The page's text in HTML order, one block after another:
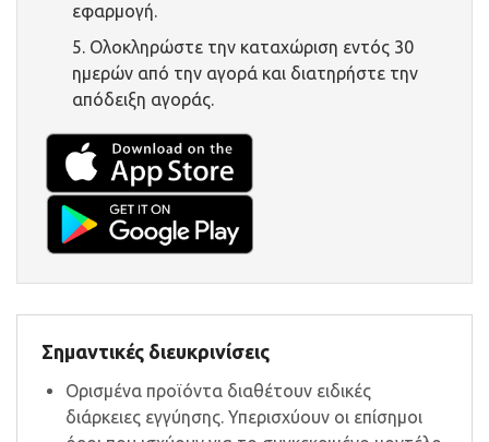
εφαρμογή.
Ολοκληρώστε την καταχώριση εντός 30
ημερών από την αγορά και διατηρήστε την
απόδειξη αγοράς.
Σημαντικές διευκρινίσεις
Ορισμένα προϊόντα διαθέτουν ειδικές
διάρκειες εγγύησης. Υπερισχύουν οι επίσημοι